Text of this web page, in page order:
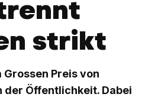
strikt
Preis von
der Öffentlichkeit. Dabei